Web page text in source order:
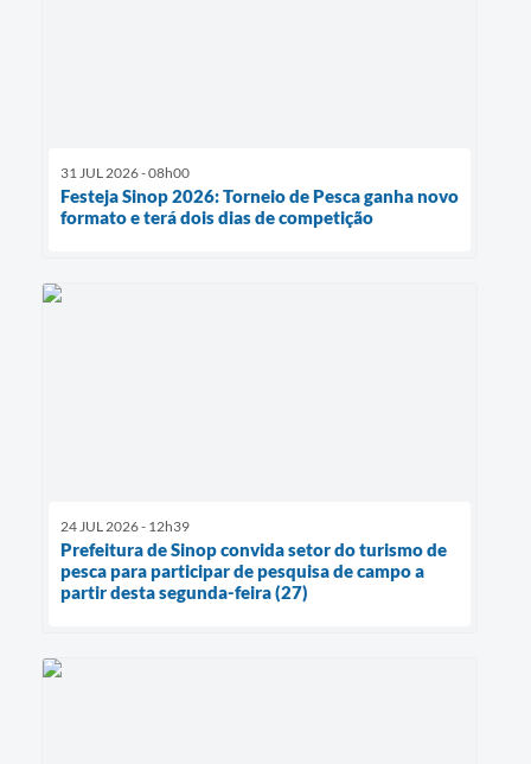
31 JUL 2026 - 08h00
Festeja Sinop 2026: Torneio de Pesca ganha novo
formato e terá dois dias de competição
24 JUL 2026 - 12h39
Prefeitura de Sinop convida setor do turismo de
pesca para participar de pesquisa de campo a
partir desta segunda-feira (27)